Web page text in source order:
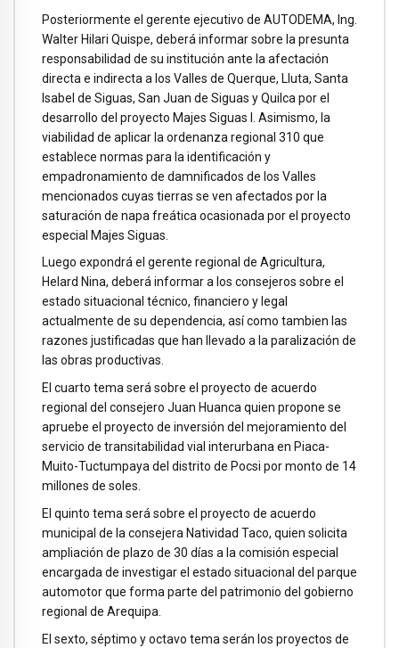
Posteriormente el gerente ejecutivo de AUTODEMA, Ing.
Walter Hilari Quispe, deberá informar sobre la presunta
responsabilidad de su institución ante la afectación
directa e indirecta a los Valles de Querque, Lluta, Santa
Isabel de Siguas, San Juan de Siguas y Quilca por el
desarrollo del proyecto Majes Siguas I. Asimismo, la
viabilidad de aplicar la ordenanza regional 310 que
establece normas para la identificación y
empadronamiento de damnificados de los Valles
mencionados cuyas tierras se ven afectados por la
saturación de napa freática ocasionada por el proyecto
especial Majes Siguas.
Luego expondrá el gerente regional de Agricultura,
Helard Nina, deberá informar a los consejeros sobre el
estado situacional técnico, financiero y legal
actualmente de su dependencia, así como tambien las
razones justificadas que han llevado a la paralización de
las obras productivas.
El cuarto tema será sobre el proyecto de acuerdo
regional del consejero Juan Huanca quien propone se
apruebe el proyecto de inversión del mejoramiento del
servicio de transitabilidad vial interurbana en Piaca-
Muito-Tuctumpaya del distrito de Pocsi por monto de 14
millones de soles.
El quinto tema será sobre el proyecto de acuerdo
municipal de la consejera Natividad Taco, quien solicita
ampliación de plazo de 30 días a la comisión especial
encargada de investigar el estado situacional del parque
automotor que forma parte del patrimonio del gobierno
regional de Arequipa.
El sexto, séptimo y octavo tema serán los proyectos de